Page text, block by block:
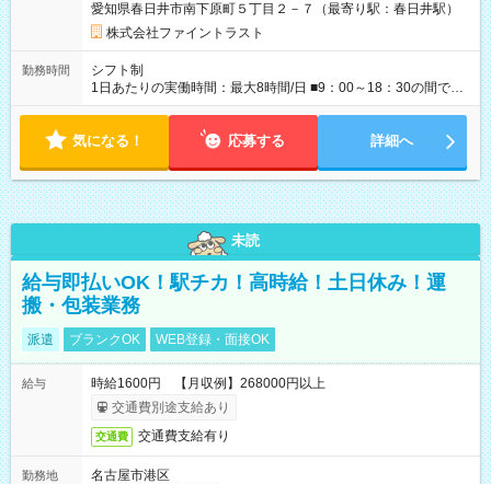
愛知県春日井市南下原町５丁目２－７（最寄り駅：春日井駅）
株式会社ファイントラスト
勤務時間
シフト制
1日あたりの実働時間：最大8時間/日 ■9：00～18：30の間でシ
フト制 週2日以上、1日3時間以上勤務可能な方 限られた時間
気になる！ 応募する 詳細へ
未読
給与即払いOK！駅チカ！高時給！土日休み！運
搬・包装業務
派遣 ブランクOK WEB登録・面接OK
給与
時給1600円 【月収例】268000円以上
交通費別途支給あり
交通費 交通費支給有り
勤務地
名古屋市港区